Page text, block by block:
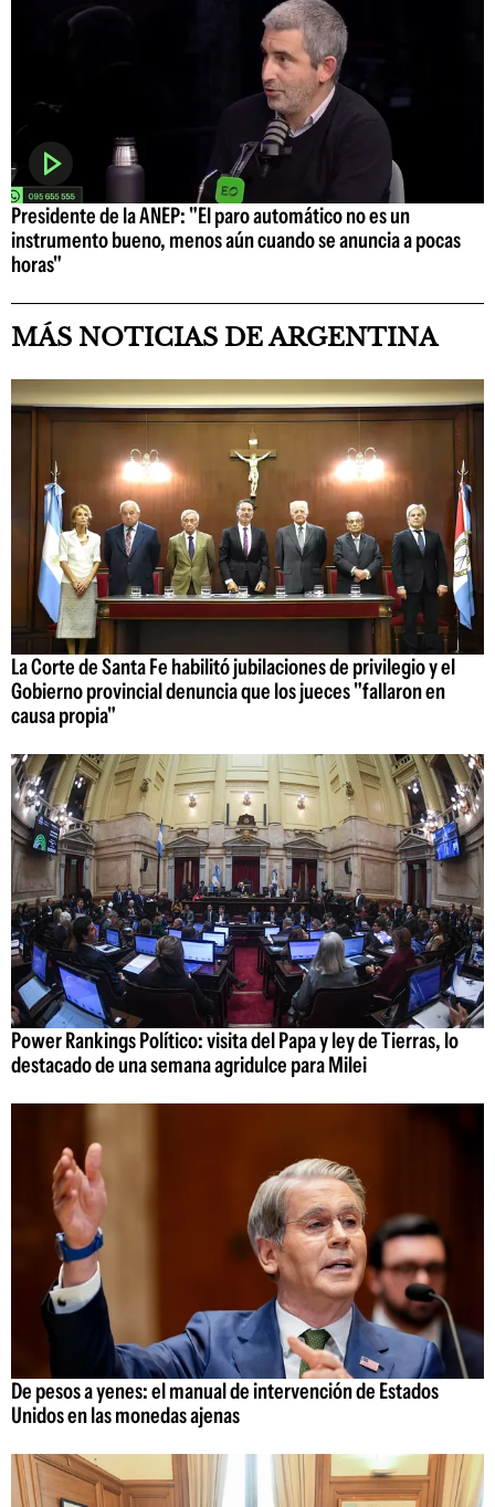
Presidente de la ANEP: "El paro automático no es un
instrumento bueno, menos aún cuando se anuncia a pocas
horas"
MÁS NOTICIAS DE ARGENTINA
La Corte de Santa Fe habilitó jubilaciones de privilegio y el
Gobierno provincial denuncia que los jueces "fallaron en
causa propia"
Power Rankings Político: visita del Papa y ley de Tierras, lo
destacado de una semana agridulce para Milei
De pesos a yenes: el manual de intervención de Estados
Unidos en las monedas ajenas